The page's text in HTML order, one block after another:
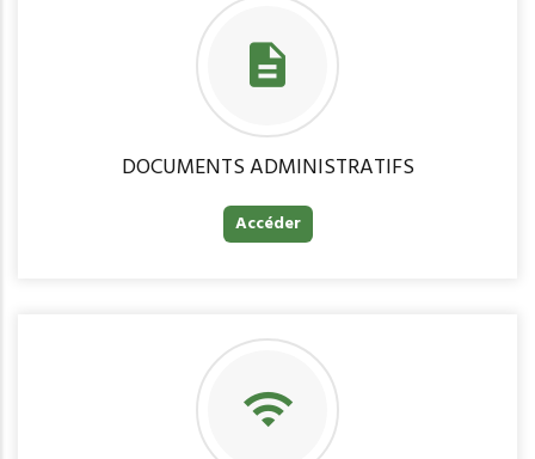
DOCUMENTS ADMINISTRATIFS
Accéder